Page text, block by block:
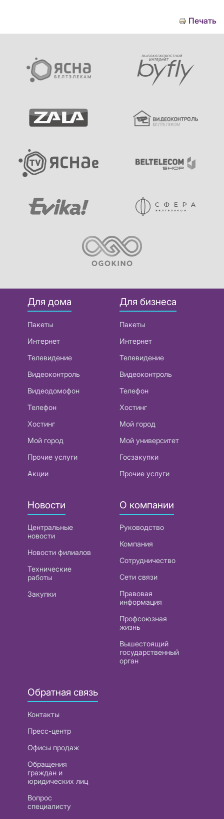
Печать
Для дома
Пакеты
Интернет
Телевидение
Видеоконтроль
Видеодомофон
Телефон
Хостинг
Мой город
Прочие услуги
Акции
Для бизнеса
Пакеты
Интернет
Телевидение
Видеоконтроль
Телефон
Хостинг
Мой город
Мой университет
Госзакупки
Прочие услуги
Новости
Центральные
новости
Новости филиалов
Технические
работы
Закупки
О компании
Руководство
Компания
Сотрудничество
Сети связи
Правовая
информация
Профсоюзная
жизнь
Вышестоящий
государственный
орган
Обратная связь
Контакты
Пресс-центр
Офисы продаж
Обращения
граждан и
юридических лиц
Вопрос
специалисту